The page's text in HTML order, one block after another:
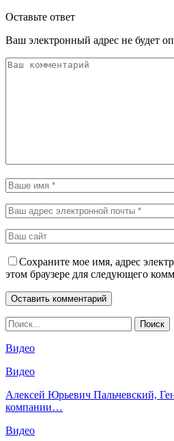
Оставьте ответ
Ваш электронный адрес не будет
Сохраните мое имя, адрес
этом браузере для следующего
Видео
Видео
Алексей Юрьевич Пальчевский,
компании…
Видео